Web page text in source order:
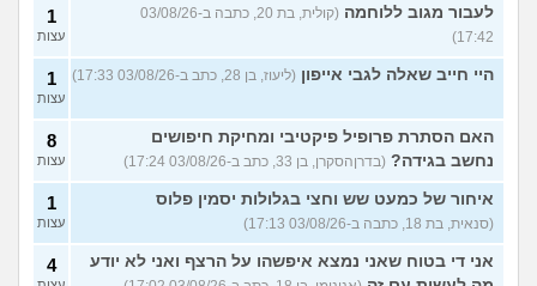
לעבור מגוב ללוחמה
(קולית, בת 20, כתבה ב-03/08/26
17:42)
1
עצות
היי חייב שאלה לגבי אייפון (ליעוז, בן 28, כתב ב-03/08/26 17:33) 1
עצות
האם הסתרת פרופיל פיקטיבי ומחיקת חיפושים
נחשב בגידה? (בדרןהסקרן, בן 33, כתב ב-03/08/26 17:24)
8
עצות
איחור של כמעט שש וחצי בגלולות יסמין פלוס
(סנאית, בת 18, כתבה ב-03/08/26 17:13)
1
עצות
אני די בטוח שאני נמצא איפשהו על הרצף ואני לא יודע
4